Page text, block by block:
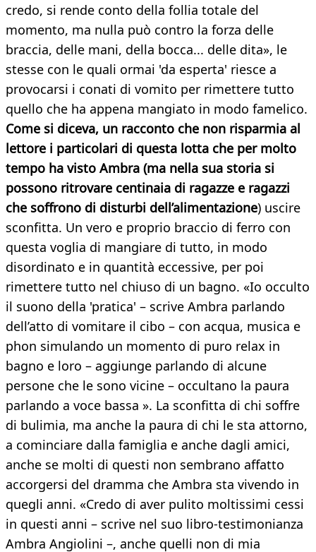
credo, si rende conto della follia totale del
momento, ma nulla può contro la forza delle
braccia, delle mani, della bocca... delle dita», le
stesse con le quali ormai 'da esperta' riesce a
provocarsi i conati di vomito per rimettere tutto
quello che ha appena mangiato in modo famelico.
Come si diceva, un racconto che non risparmia al
lettore i particolari di questa lotta che per molto
tempo ha visto Ambra (ma nella sua storia si
possono ritrovare centinaia di ragazze e ragazzi
che soffrono di disturbi dell’alimentazione) uscire
sconfitta. Un vero e proprio braccio di ferro con
questa voglia di mangiare di tutto, in modo
disordinato e in quantità eccessive, per poi
rimettere tutto nel chiuso di un bagno. «Io occulto
il suono della 'pratica' – scrive Ambra parlando
dell’atto di vomitare il cibo – con acqua, musica e
phon simulando un momento di puro relax in
bagno e loro – aggiunge parlando di alcune
persone che le sono vicine – occultano la paura
parlando a voce bassa ». La sconfitta di chi soffre
di bulimia, ma anche la paura di chi le sta attorno,
a cominciare dalla famiglia e anche dagli amici,
anche se molti di questi non sembrano affatto
accorgersi del dramma che Ambra sta vivendo in
quegli anni. «Credo di aver pulito moltissimi cessi
in questi anni – scrive nel suo libro-testimonianza
Ambra Angiolini –, anche quelli non di mia